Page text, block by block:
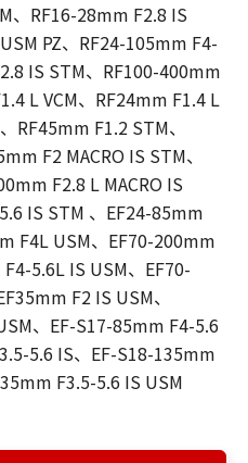
、RF16-28mm F2.8 IS
PZ、RF24-105mm F4-
IS STM、RF100-400mm
L VCM、RF24mm F1.4 L
RF45mm F1.2 STM、
F2 MACRO IS STM、
F2.8 L MACRO IS
IS STM 、EF24-85mm
F4L USM、EF70-200mm
5.6L IS USM、EF70-
F2 IS USM、
、EF-S17-85mm F4-5.6
5.6 IS、EF-S18-135mm
F3.5-5.6 IS USM